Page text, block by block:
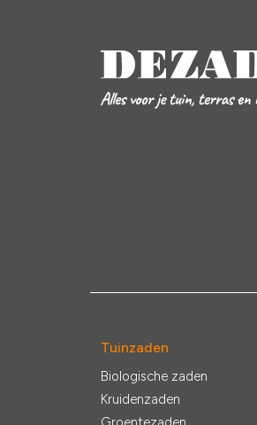
Tuinzaden
Biologische zaden
Kruidenzaden